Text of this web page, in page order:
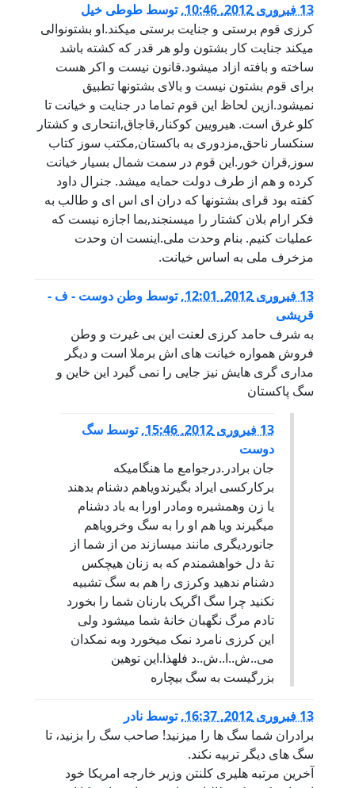
13 فبروری 2012, 10:46 ,توسط طوطى خيل
كرزى قوم برستى و جنايت برستى ميكند.او بشتونوالى
ميكند جنايت كار بشتون ولو هر قدر كه كشته باشد
ساخته و بافته ازاد ميشود.قانون نيست و اكر هست
براى قوم بشتون نيست و بالاى بشتونها تطبيق
نميشود.ازين لحاظ اين قوم تماما در جنايت و خيانت تا
كلو غرق است. هيرويين كوكنار,قاجاق,انتحارى و كشتار
سنكسار ناحق,مزدورى به باكستان,مكتب سوز كتاب
سوز,قران خور.اين قوم در سمت شمال بسيار خيانت
كرده و هم از طرف دولت حمايه ميشد. جنرال داود
كفته بود قراى بشتونها كه دران اى اس اى و طالب به
فكر ارام بلان كشتار را ميسنجند,بما اجازه نيست كه
عمليات كنيم. بنام وحدت ملى.اينست ان وحدت
مزخرف ملى به اساس خيانت.
13 فبروری 2012, 12:01 ,توسط وطن دوست - ف -
قریشی
به شرف حامد کرزی لعنت این بی غیرت و وطن
فروش همواره خیانت های اش برملا است و دیگر
مداری گری هایش نیز جایی را نمی گیرد این خاین و
سگ پاکستان
13 فبروری 2012, 15:46 ,توسط سگ
دوست
جان برادر.درجوامع ما هنگامیکه
برکارکسی ایراد بگیرندویاهم دشنام بدهند
یا زن وهمشیره ومادر اورا به باد دشنام
میگیرند ویا هم او را به سگ وخرویاهم
جانوردیگری مانند میسازند من از شما از
تۀ دل خواهشمندم که به زنان هیچکس
دشنام ندهید وکرزی را هم به سگ تشبیه
نکنید چرا سگ اگریک بارنان شما را بخورد
تادم مرگ نگهبان خانۀ شما میشود ولی
این کرزی نامرد نمک میخورد وبه نمکدان
می..ش..ا..ش..د فلهذا.این توهین
بزرگیست به سگ بیچاره
13 فبروری 2012, 16:37 ,توسط نادر
برادران شما سگ ها را میزنید! صاحب سگ را بزنید، تا
سگ های دیگر تربیه نکند.
آخرین مرتبه هلیری کلنتن وزیر خارجه امریکا خود